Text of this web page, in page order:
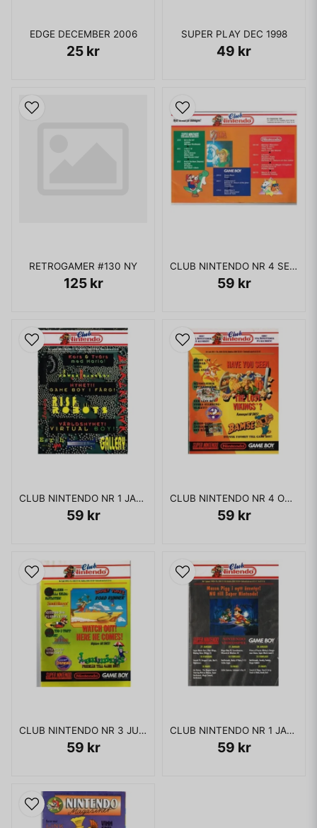
EDGE DECEMBER 2006
25 kr
SUPER PLAY DEC 1998
49 kr
RETROGAMER #130 NY
125 kr
CLUB NINTENDO NR 4 SEPTEMBER 1992
59 kr
CLUB NINTENDO NR 1 JANUARI 1995
59 kr
CLUB NINTENDO NR 4 OKTOBER 1993
59 kr
CLUB NINTENDO NR 3 JULI 1993
59 kr
CLUB NINTENDO NR 1 JANUARI 1993
59 kr